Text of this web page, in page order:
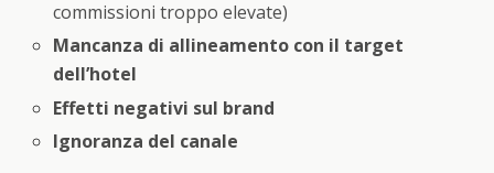
commissioni troppo elevate)
Mancanza di allineamento con il target
dell’hotel
Effetti negativi sul brand
Ignoranza del canale